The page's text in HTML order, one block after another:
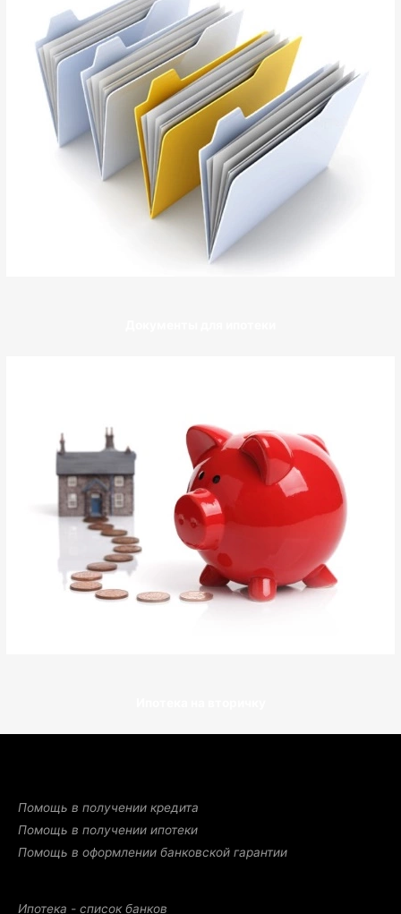
Помощь в получении кредита
Помощь в получении ипотеки
Помощь в оформлении банковской гарантии
Ипотека - список банков